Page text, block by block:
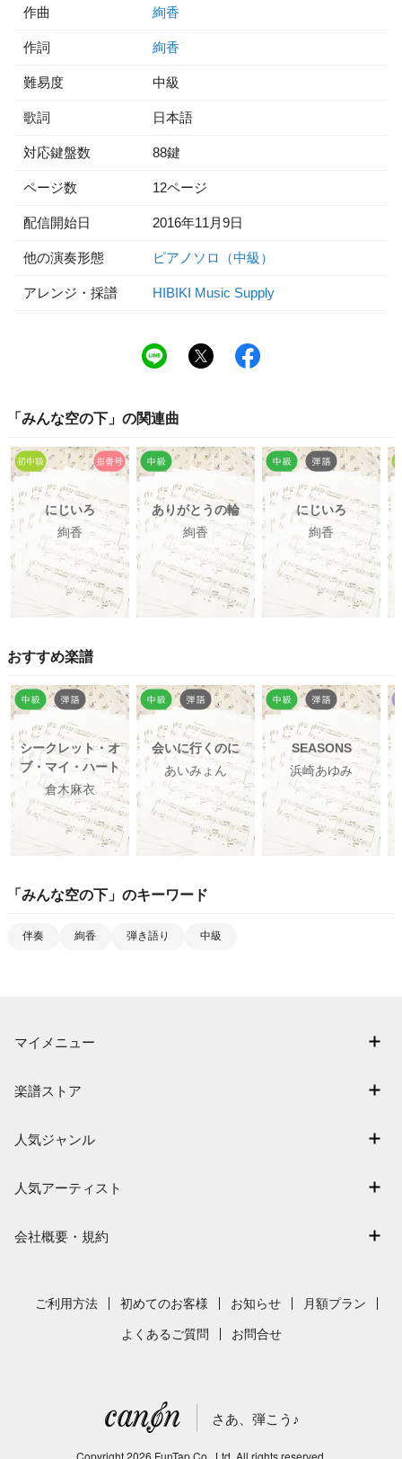
作曲 絢香
作詞 絢香
難易度 中級
歌詞 日本語
対応鍵盤数 88鍵
ページ数 12ページ
配信開始日 2016年11月9日
他の演奏形態 ピアノソロ（中級）
アレンジ・採譜 HIBIKI Music Supply
「 みんな空の下 」の関連曲
にじいろ
絢香
ありがとうの輪
絢香
にじいろ
絢香
おすすめ楽譜
シークレット・オ
ブ・マイ・ハート
倉木麻衣
会いに行くのに
あいみょん
SEASONS
浜崎あゆみ
「 みんな空の下 」のキーワード
伴奏 絢香 弾き語り 中級
マイメニュー
退会はこちら
楽譜ストア
難易度別に探す
まもなく配信
人気ジャンル
保育
発表会
人気アーティスト
新沢としひこ
会社概要・規約
採用情報
サイトマップ
ご利用方法 初めてのお客様 お知らせ 月額プラン
よくあるご質問 お問合せ
さあ、弾こう♪
Copyright2026 FunTap Co., Ltd. All rights reserved.